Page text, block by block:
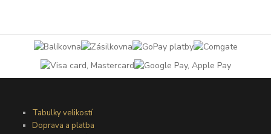
Tabulky velikostí
Doprava a platba